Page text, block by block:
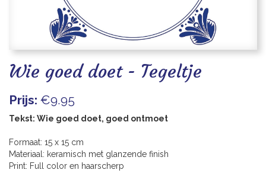
Wie goed doet - Tegeltje
Prijs: €9.95
Tekst: Wie goed doet, goed ontmoet
Formaat: 15 x 15 cm
Materiaal: keramisch met glanzende finish
Print: Full color en haarscherp